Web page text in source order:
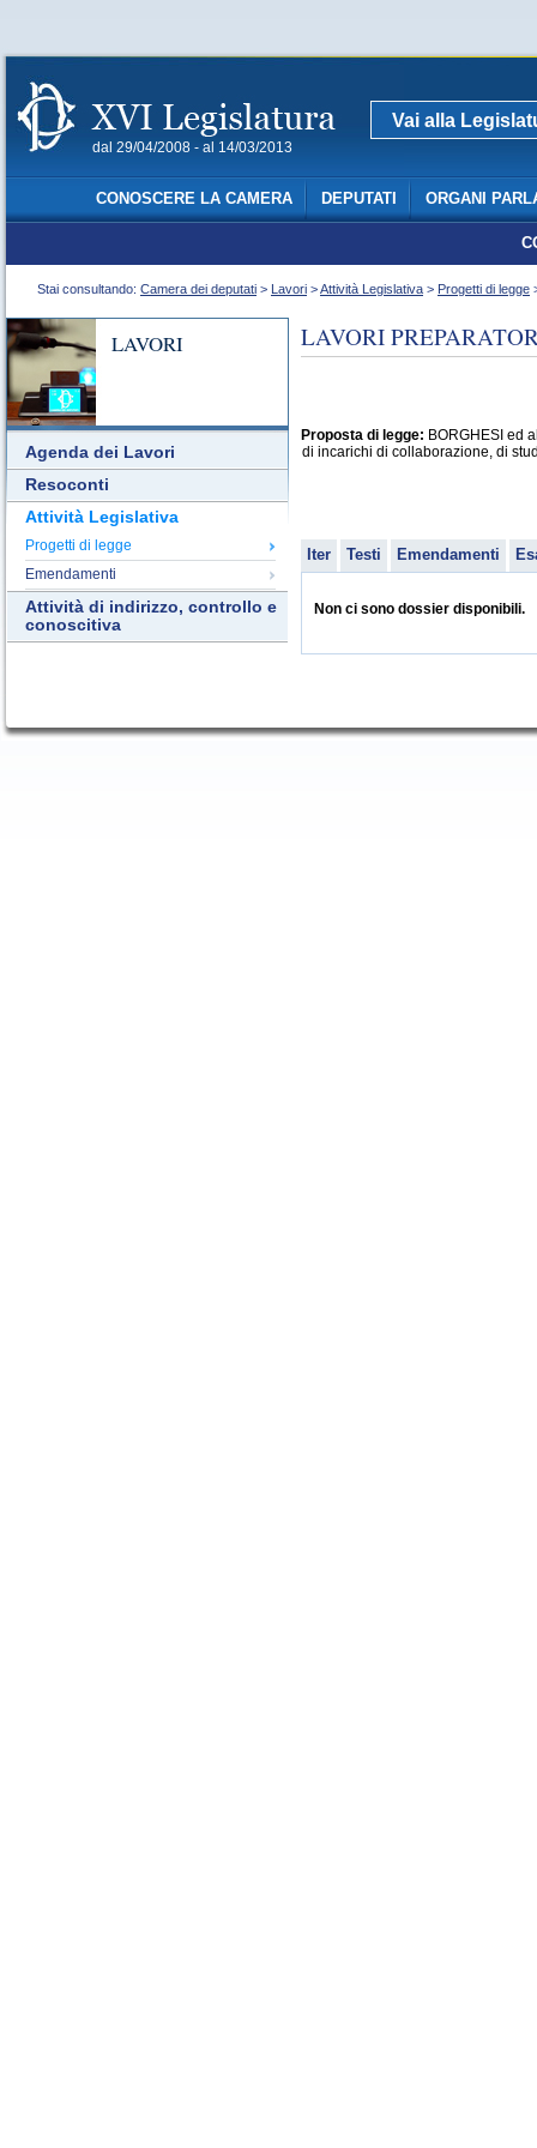
dal 29/04/2008 - al 14/03/2013
Vai alla
CONOSCERE LA CAMERA DEPUTATI ORGANI
Stai consultando: Camera dei deputati > Lavori >Attività Legislativa > Progetti di legge
LAVORI
Agenda dei Lavori
Resoconti
Attività Legislativa
Progetti di legge
Emendamenti
Attività di indirizzo, controllo e
conoscitiva
LAVORI
Proposta di legge: BORGHESI ed
di incarichi di collaborazione, di
Iter Testi Emendamenti
Non ci sono dossier disponibili.